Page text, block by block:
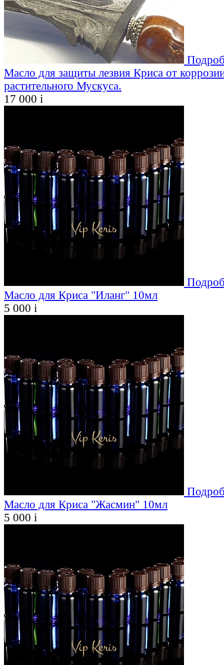
Масло для защиты лезвия Криса от
растительного Мускуса.
17 000 i
Масло для Криса "Иланг" 10мл
5 000 i
Масло для Криса "Жасмин" 10мл
5 000 i